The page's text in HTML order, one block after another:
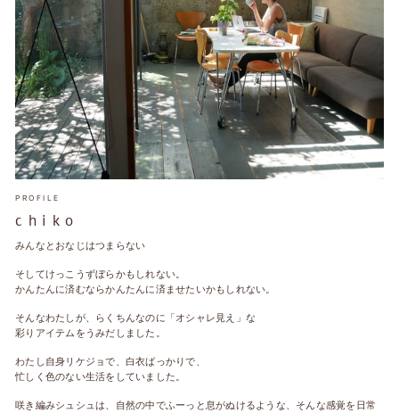
PROFILE
c h i k o
みんなとおなじはつまらない
そしてけっこうずぼらかもしれない。
かんたんに済むならかんたんに済ませたいかもしれない。
そんなわたしが、らくちんなのに「オシャレ見え」な
彩りアイテムをうみだしました。
わたし自身リケジョで、白衣ばっかりで、
忙しく色のない生活をしていました。
咲き編みシュシュは、自然の中でふーっと息がぬけるような、そんな感覚を日常